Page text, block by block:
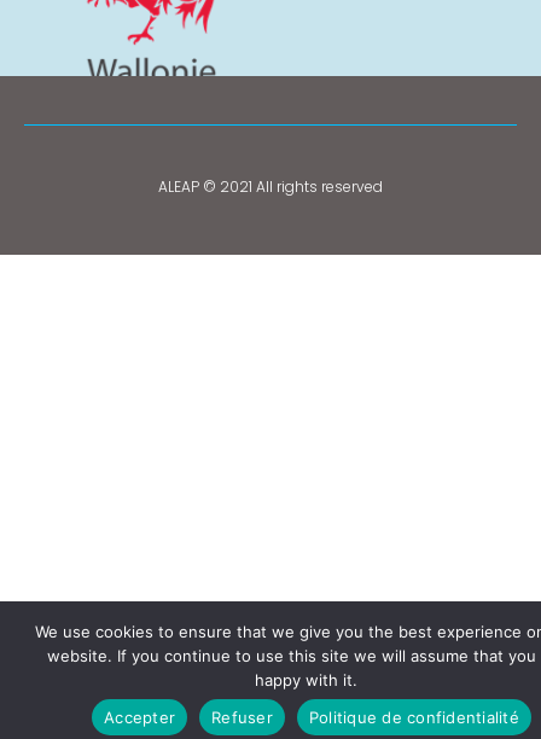
ALEAP © 2021 All rights reserved
We use cookies to ensure that we give you the best experience
website. If you continue to use this site we will assume that you
happy with it.
Accepter
Refuser Politique de confidentialité